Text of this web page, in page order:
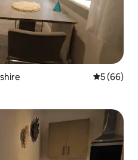
5 (66)